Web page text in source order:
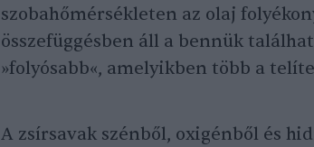
szobahőmérsékleten az olaj
összefüggésben áll a bennük
»folyósabb«, amelyikben több a
A zsírsavak szénből, oxigénből és